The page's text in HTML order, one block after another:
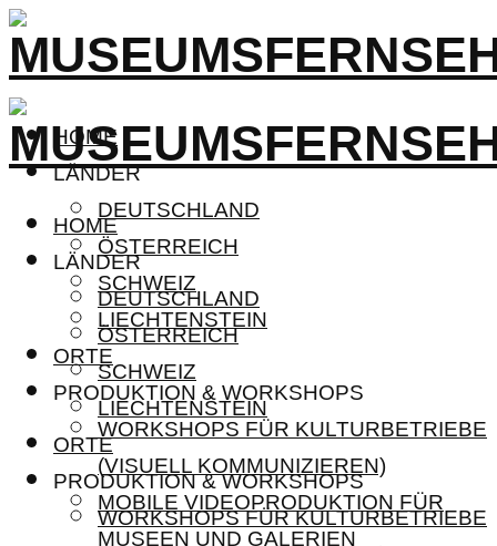
HOME
LÄNDER
DEUTSCHLAND
ÖSTERREICH
SCHWEIZ
LIECHTENSTEIN
ORTE
PRODUKTION & WORKSHOPS
WORKSHOPS FÜR KULTURBETRIEBE
(VISUELL KOMMUNIZIEREN)
MOBILE VIDEOPRODUKTION FÜR
MUSEEN UND GALERIEN
HOME
LÄNDER
DEUTSCHLAND
ÖSTERREICH
SCHWEIZ
LIECHTENSTEIN
ORTE
PRODUKTION & WORKSHOPS
WORKSHOPS FÜR KULTURBETRIEBE